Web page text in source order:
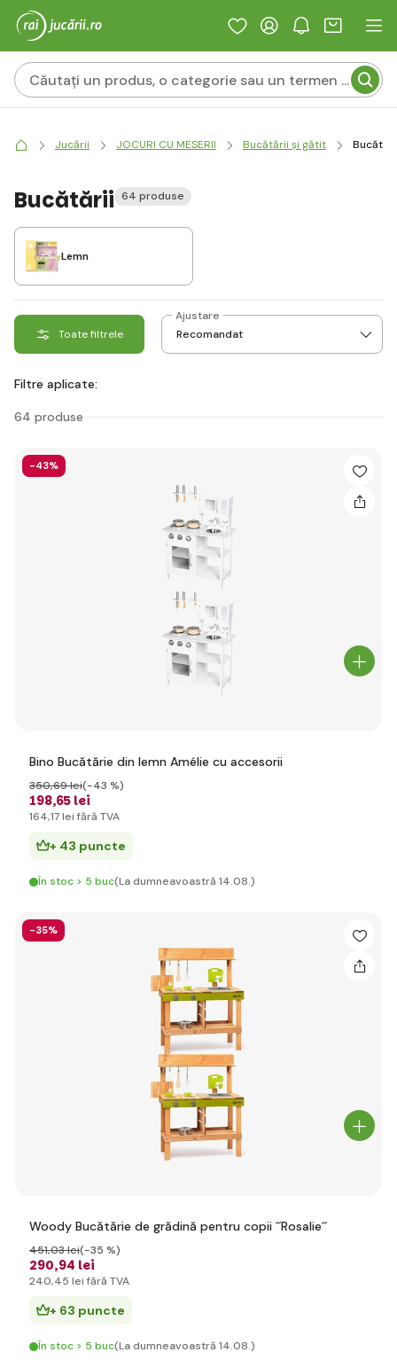
Jucării JOCURI CU MESERII Bucătării și gătit
Bucătării 64 produse
Lemn
Toate filtrele
Ajustare
Filtre aplicate:
64 produse
-43%
Bino Bucătărie din lemn Amélie cu accesorii
198,65 lei
350,69 lei(-43 %)
164,17 lei fără TVA
+ 43 puncte
În stoc > 5 buc(La dumneavoastră 14.08.)
-35%
Woody Bucătărie de grădină pentru copii ´´Rosalie´´
290,94 lei
451,03 lei(-35 %)
240,45 lei fără TVA
+ 63 puncte
În stoc > 5 buc(La dumneavoastră 14.08.)